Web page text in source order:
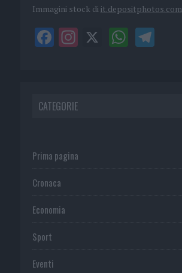
Immagini stock di it.depositphotos.com
CATEGORIE
Prima pagina
Cronaca
Economia
Sport
Eventi